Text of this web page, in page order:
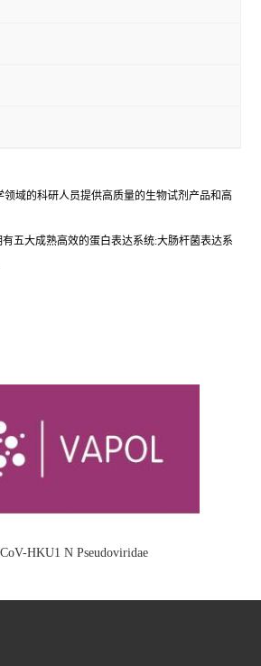
域的科研人员提供高质量的生物试剂产品和高
五大成熟高效的蛋白表达系统:大肠杆菌表达系
HKU1 N Pseudoviridae